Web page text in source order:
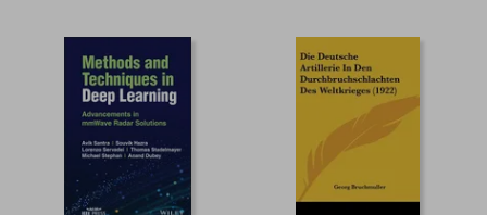
45%
dcto. dcto.